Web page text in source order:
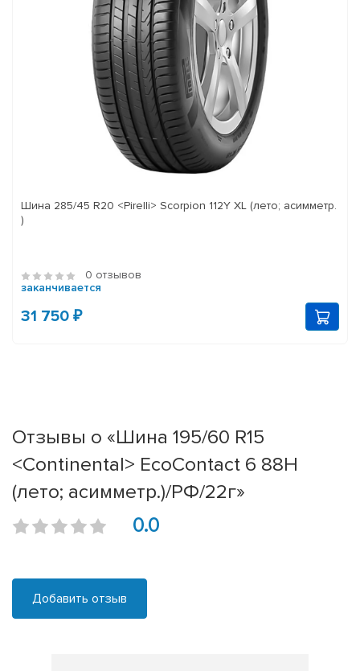
Шина 285/45 R20 <Pirelli> Scorpion 112Y XL (лето; асимметр.
)
0 отзывов
заканчивается
31 750 ₽
Отзывы о «Шина 195/60 R15
<Continental> EcoContact 6 88H
(лето; асимметр.)/РФ/22г»
0.0
Добавить отзыв